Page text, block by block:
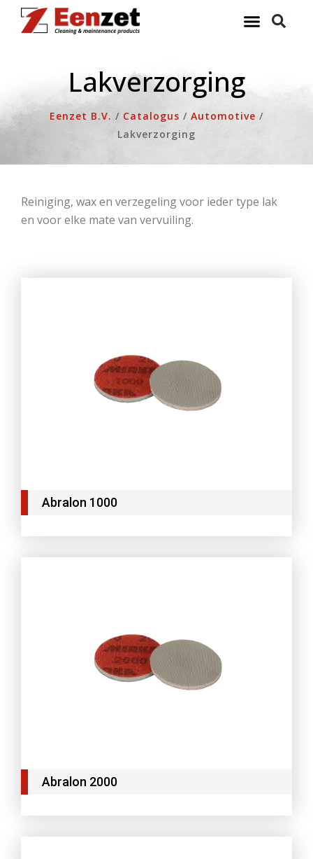
naar
Lakverzorging
Eenzet B.V. / Catalogus / Automotive /
Lakverzorging
Reiniging, wax en verzegeling voor ieder type lak
en voor elke mate van vervuiling.
Abralon 1000
Abralon 2000